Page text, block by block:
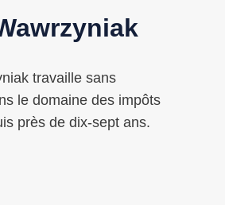
travaille sans
le domaine des impôts
près de dix-sept ans.